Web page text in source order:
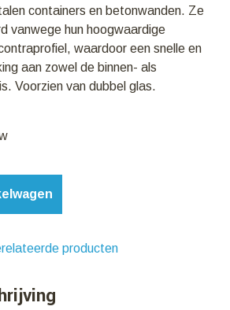
containers en betonwanden. Ze
vanwege hun hoogwaardige
waardoor een snelle en
aan zowel de binnen- als
Voorzien van dubbel glas.
producten